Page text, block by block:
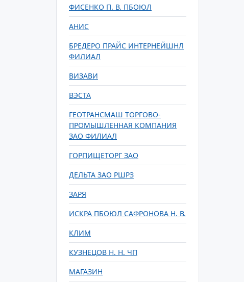
ФИСЕНКО П. В. ПБОЮЛ
АНИС
БРЕДЕРО ПРАЙС ИНТЕРНЕЙШНЛ
ФИЛИАЛ
ВИЗАВИ
ВЭСТА
ГЕОТРАНСМАШ ТОРГОВО-
ПРОМЫШЛЕННАЯ КОМПАНИЯ
ЗАО ФИЛИАЛ
ГОРПИЩЕТОРГ ЗАО
ДЕЛЬТА ЗАО РШРЗ
ЗАРЯ
ИСКРА ПБОЮЛ САФРОНОВА Н. В.
КЛИМ
КУЗНЕЦОВ Н. Н. ЧП
МАГАЗИН